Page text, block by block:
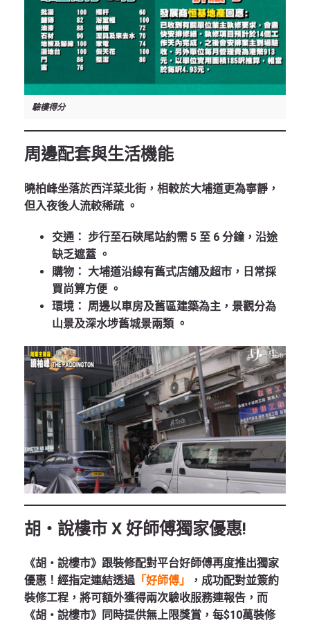
驗樓得分
周邊配套與生活機能
曉柏峰坐落於西洋菜北街，相較於大埔道更為寧靜，
但入夜後人流較稀疏 。
交通： 步行至石硤尾站約需 5 至 6 分鐘，沿途
缺乏遮蓋 。
購物： 大埔道沿線有舊式店舖及超市，日常採
買尚算方便 。
環境： 周邊以車房及舊區建築為主，景觀分為
山景及深水埗舊城景兩類 。
胡‧說樓市 X 好師傅獨家優惠!
《胡‧說樓市》跟裝修配對平台好師傅再度推出獨家
優惠！經指定連結透過「好師傅」
，成功配對並簽約
裝修工程，將可額外獲得兩次驗收服務連報告，而
《胡‧說樓市》同時提供無上限獎賞，每$10萬裝修